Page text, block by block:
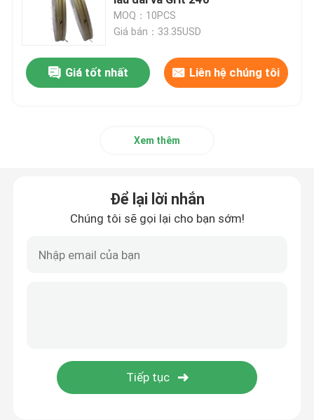
Để lại lời nhắn
đá mài CBN
Bánh mài nhựa
Dụng cụ cắt kính
Bộ phận máy móc thủy tinh
Bột đánh bóng kính
MOQ：10PCS
Giá bán：33.35USD
Giá tốt nhất Liên hệ chúng tôi
Xem thêm
Để lại lời nhắn
Chúng tôi sẽ gọi lại cho bạn sớm!